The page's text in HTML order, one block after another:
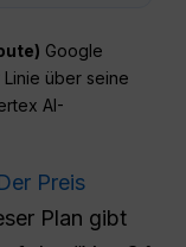
Google
über seine
AI-
Preis
Plan gibt